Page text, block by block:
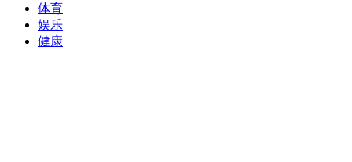
体育
娱乐
健康